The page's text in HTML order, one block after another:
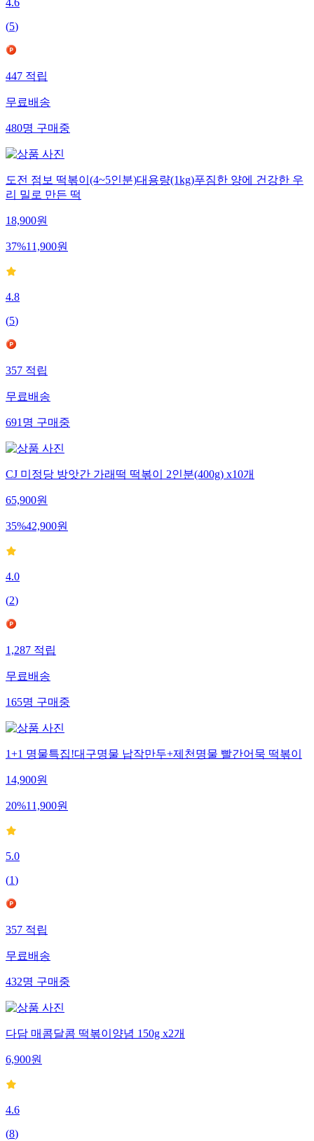
4.6
(5)
447적립
무료배송
480명구매중
도전 점보 떡볶이(4~5인분)대용량(1kg)푸짐한 양에 건강한 우
리 밀로 만든 떡
18,900원
37%11,900원
4.8
(5)
357적립
무료배송
691명구매중
CJ 미정당 방앗간 가래떡 떡볶이 2인분(400g) x10개
65,900원
35%42,900원
4.0
(2)
1,287적립
무료배송
165명구매중
1+1 명물특집!대구명물 납작만두+제천명물 빨간어묵 떡볶이
14,900원
20%11,900원
5.0
(1)
357적립
무료배송
432명구매중
다담 매콤달콤 떡볶이양념 150g x2개
6,900원
4.6
(8)